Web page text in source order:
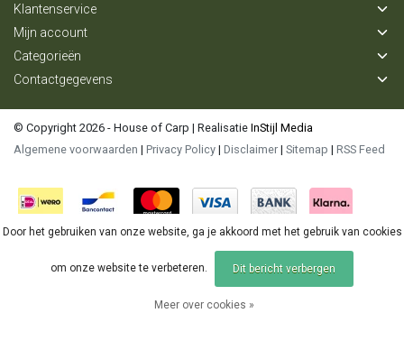
Klantenservice
Mijn account
Categorieën
Contactgegevens
© Copyright 2026 - House of Carp | Realisatie InStijl Media
Algemene voorwaarden | Privacy Policy | Disclaimer | Sitemap | RSS Feed
Door het gebruiken van onze website, ga je akkoord met het gebruik van cookies
om onze website te verbeteren. Dit bericht verbergen
Meer over cookies »